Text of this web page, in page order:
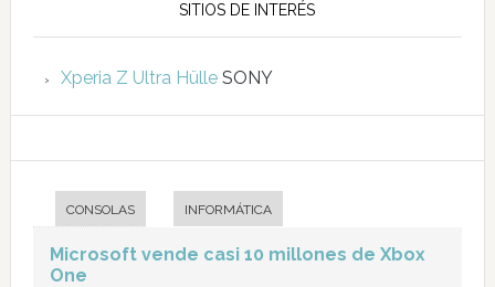
SITIOS DE INTERÉS
Xperia Z Ultra HülleSONY
CONSOLAS INFORMÁTICA
Microsoft vende casi 10 millones de Xbox
One